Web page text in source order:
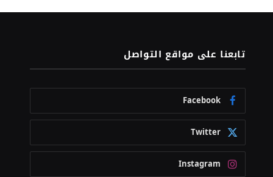
تابعنا على مواقع التواصل
Facebook
Twitter
Instagram